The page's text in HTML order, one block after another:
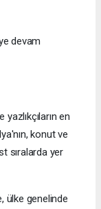
devam
en
konut ve
sıralarda yer
ülke genelinde